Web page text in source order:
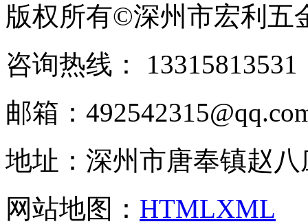
版权所有©深州市宏利五
咨询热线：
邮箱：
地址：深州市唐奉镇赵
网站地图： HTMLXML